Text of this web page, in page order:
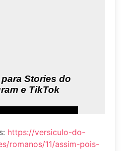
https://versiculo-do-
romanos/11/assim-pois-